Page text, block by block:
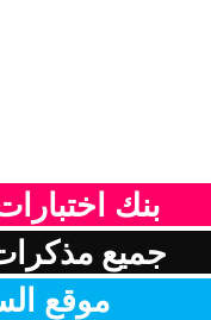
بنك
جميع
موقع